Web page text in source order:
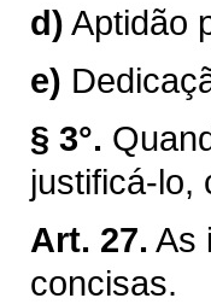
d) Aptidão
e)
§ 3°.
justificá-lo,
Art. 27. As
concisas.